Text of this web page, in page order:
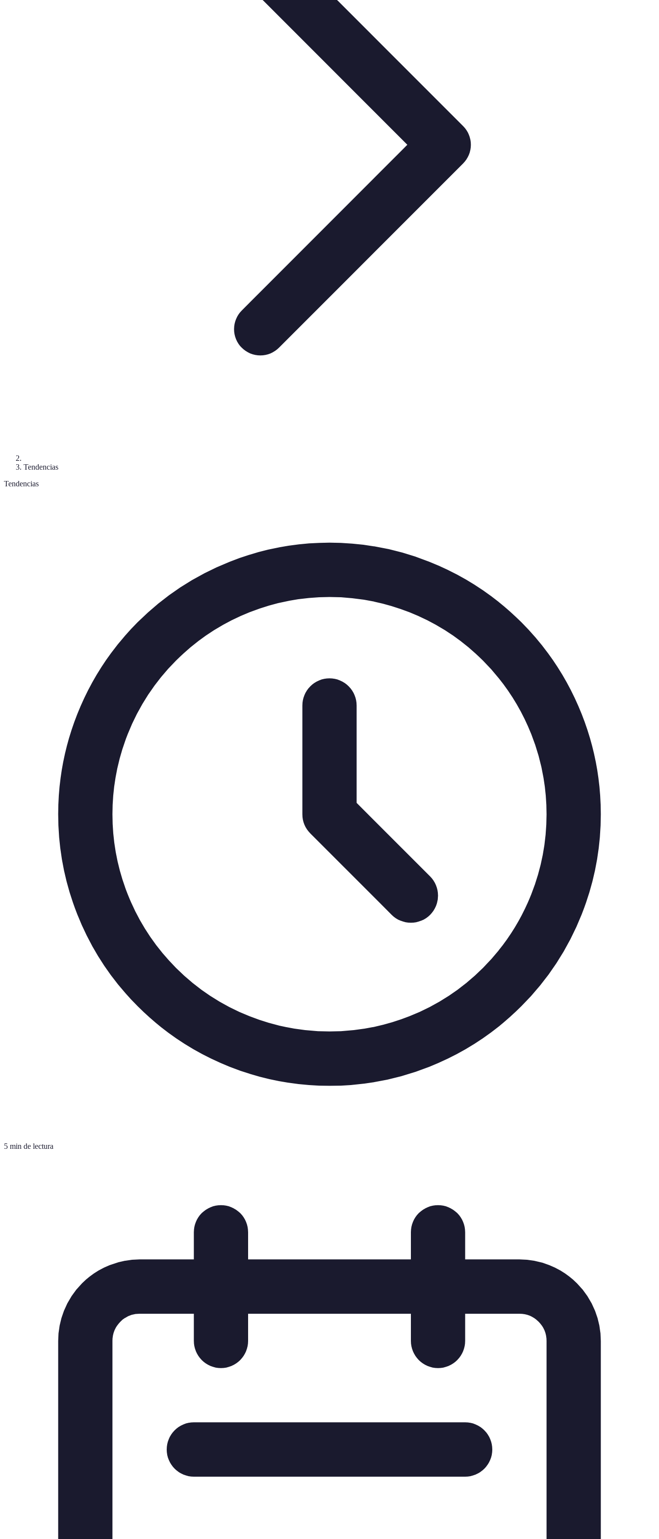
Tendencias
Tendencias
5 min de lectura